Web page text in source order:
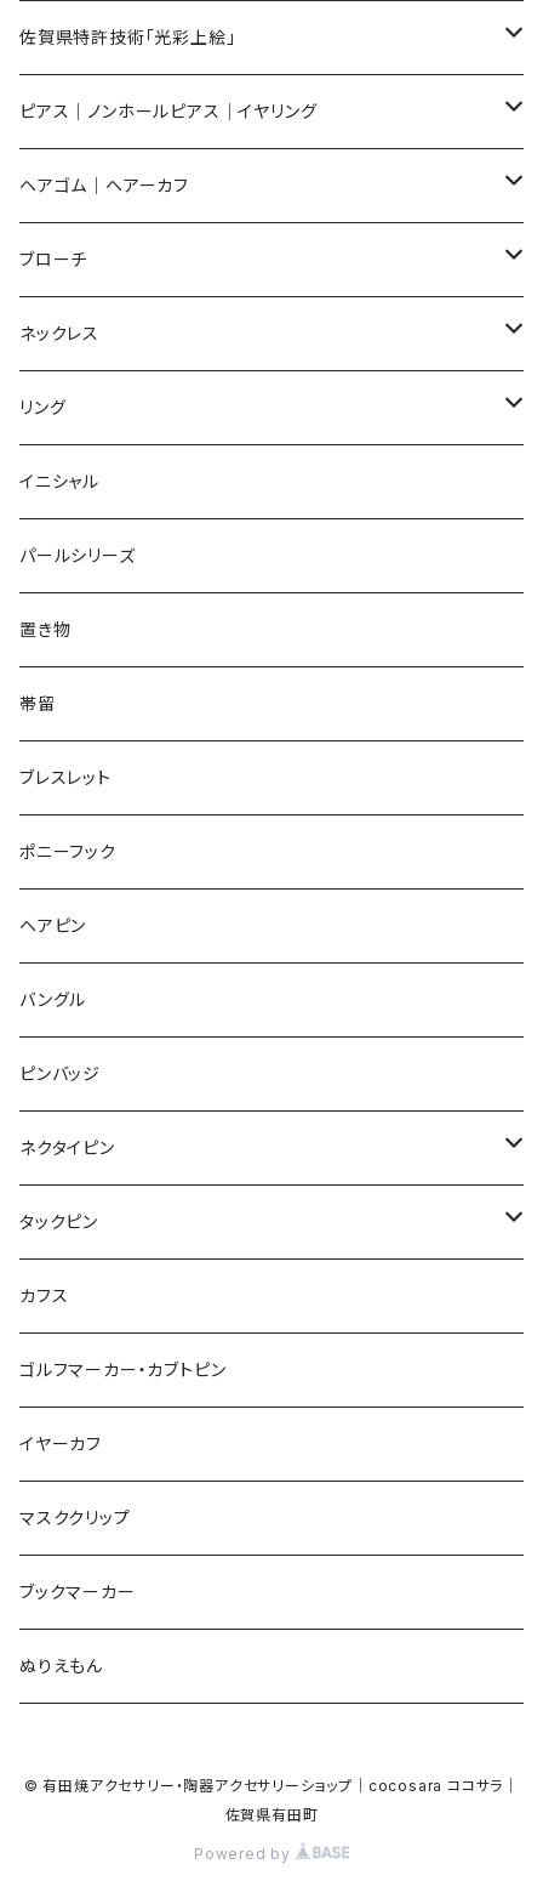
メンズ ギフトセット
佐賀県特許技術「光彩上絵」
ピアス
イヤリング
ノンホールピアス
ヘアゴム
ブローチ
ネックレス
リング
ピアス｜ノンホールピアス｜イヤリング
ピアス
Flower
Dot
Square
てんとう虫
pattern
こいのぼり
マーブル
カメオ
星
鳥
アルファベット
ハロウィン
ノンホールピアス
Flower
Dot
Square
Bubble
Animal
マーブル
こいのぼり
てんとう虫
鳥
食品
カメラ
イヤリング
Flower
Round
鳥
Triangle
食品
ハロウィン
カモフラージュ
square
天使
リボン
カメラ
ヘアゴム｜ヘアーカフ
Flower
Round
Square
てんとう虫
Animal
うさぎ
パンダ
ハムスター
レッサーパンダ
ブタ
鏡
Pattern
マーメイド
雲
月
惑星
星
唐津土
lip
フルーツ
アイスクリーム
マーブル
音楽
カメオ
ハート
モザイク
パン
ブローチ
Flower
Animal
猫
犬
クジラ
くま
コアラ
羊
牛
カメ
イルカ
カエル
ラッコ
Lips
鏡
Pattern
house
bag
フルーツ
さくらんぼ
レモン
てんとう虫
野菜
雲
月
惑星
星
こいのぼり
カメラ
音楽
バイオリン
カメオ
バルーン
マーメイド
メガネ
ネックレス
Flower
Animal
てんとう虫
Food
Pattern
ガラス
カメラ
リボン
ラリエット
モザイク
ハート
アルファベット
ハロウィン
紐
鳥
バルーン
マーブル
カモフラージュ
リング
Flower
Round
てんとう虫
animal
lip
フルーツ
パン
ガラス
リボン
マーブル
鳥
星
アルファベット
ハロウィン
カメオ
2トーン
ハート
イニシャル
パールシリーズ
置き物
帯留
ブレスレット
ポニーフック
ヘアピン
バングル
ピンバッジ
ネクタイピン
結び
スクエア
タックピン
結び
カフス
ゴルフマーカー・カブトピン
イヤーカフ
マスククリップ
ブックマーカー
ぬりえもん
© 有田焼アクセサリー・陶器アクセサリーショップ｜cocosara ココサラ｜
佐賀県有田町
Powered by